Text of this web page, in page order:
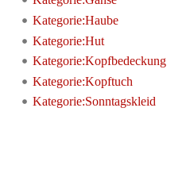
Kategorie:Haube
Kategorie:Hut
Kategorie:Kopfbedeckung
Kategorie:Kopftuch
Kategorie:Sonntagskleid